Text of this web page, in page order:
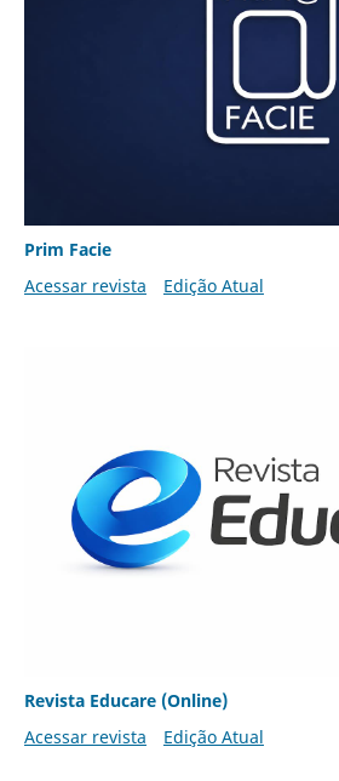
Prim Facie
Acessar revista
Edição Atual
Revista Educare (Online)
Acessar revista
Edição Atual